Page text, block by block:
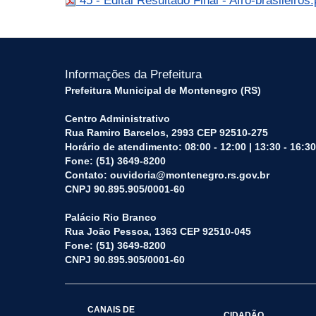
Informações da Prefeitura
Prefeitura Municipal de Montenegro (RS)
Centro Administrativo
Rua Ramiro Barcelos, 2993 CEP 92510-275
Horário de atendimento: 08:00 - 12:00 | 13:30 - 16:30
Fone: (51) 3649-8200
Contato: ouvidoria@montenegro.rs.gov.br
CNPJ 90.895.905/0001-60
Palácio Rio Branco
Rua João Pessoa, 1363 CEP 92510-045
Fone: (51) 3649-8200
CNPJ 90.895.905/0001-60
CANAIS DE